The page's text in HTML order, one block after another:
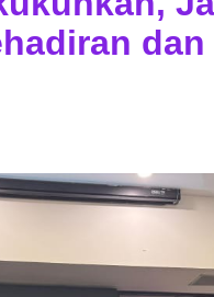
dan